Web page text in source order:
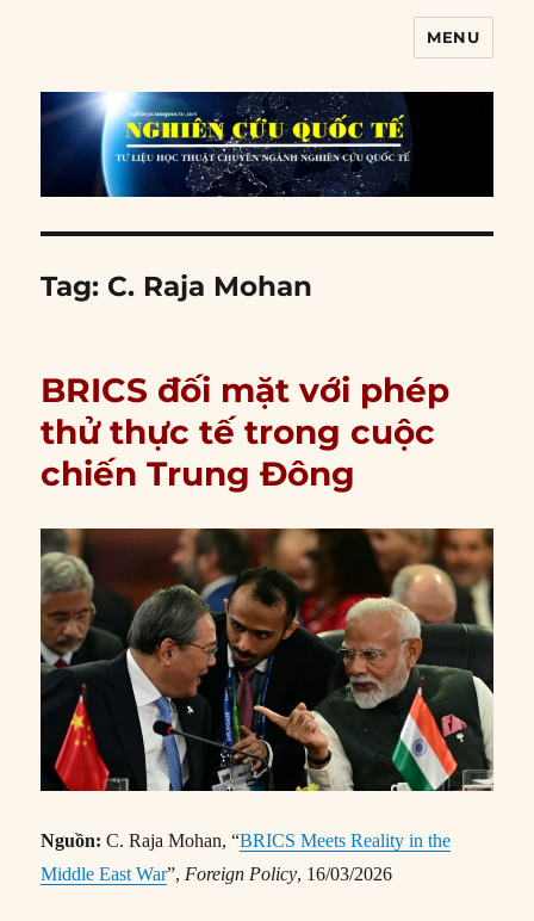
MENU
Tag: C. Raja Mohan
BRICS đối mặt với phép
thử thực tế trong cuộc
chiến Trung Đông
Nguồn:C. Raja Mohan, “BRICS Meets Reality in the
Middle East War”, Foreign Policy, 16/03/2026